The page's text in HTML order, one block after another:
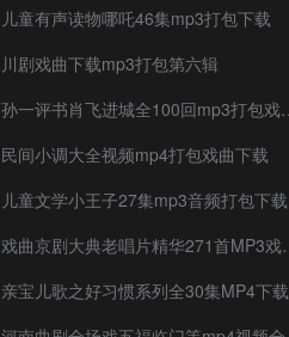
儿童有声读物哪吒46集mp3打包下载
川剧戏曲下载mp3打包第六辑
孙一评书肖飞进城全100回mp3打包戏曲下载
民间小调大全视频mp4打包戏曲下载
儿童文学小王子27集mp3音频打包下载
戏曲京剧大典老唱片精华271首MP3戏曲下载
亲宝儿歌之好习惯系列全30集MP4下载